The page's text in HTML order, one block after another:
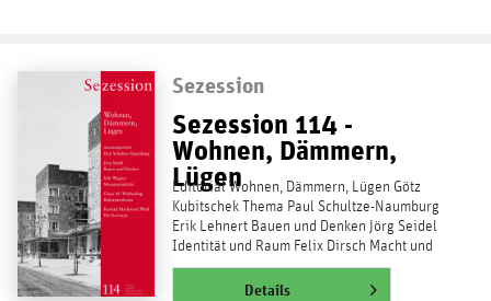
Sezession
Sezession 114 -
Wohnen, Dämmern,
Lügen
Editorial Wohnen, Dämmern, Lügen Götz
Kubitschek Thema Paul Schultze-Naumburg
Erik Lehnert Bauen und Denken Jörg Seidel
Identität und Raum Felix Dirsch Macht und
Gewalt in...
weiterlesenDetails